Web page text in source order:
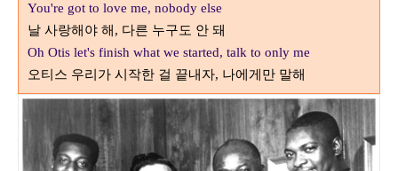
You're got to love me, nobody else
날 사랑해야 해, 다른 누구도 안 돼
Oh Otis let's finish what we started, talk to only me
오티스 우리가 시작한 걸 끝내자, 나에게만 말해